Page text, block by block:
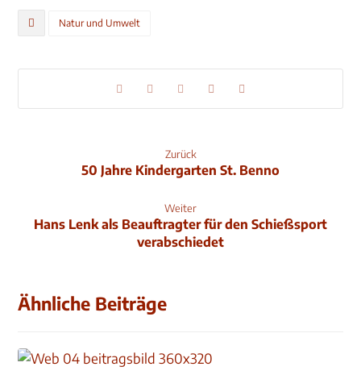
Natur und Umwelt
Zurück
50 Jahre Kindergarten St. Benno
Weiter
Hans Lenk als Beauftragter für den Schießsport
verabschiedet
Ähnliche Beiträge